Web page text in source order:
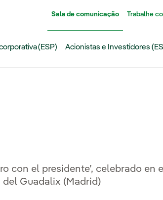
Sala de comunicação Trabalhe
(ESP) Acionistas e Investidores
con el presidente’, celebrado en
Guadalix (Madrid)